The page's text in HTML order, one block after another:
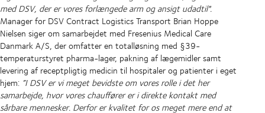
med DSV, der er vores forlængede arm og ansigt udadtil".
Manager for DSV Contract Logistics Transport Brian Hoppe
Nielsen siger om samarbejdet med Fresenius Medical Care
Danmark A/S, der omfatter en totalløsning med §39-
temperaturstyret pharma-lager, pakning af lægemidler samt
levering af receptpligtig medicin til hospitaler og patienter i eget
hjem: ”I DSV er vi meget bevidste om vores rolle i det her
samarbejde, hvor vores chauffører er i direkte kontakt med
sårbare mennesker. Derfor er kvalitet for os meget mere end at